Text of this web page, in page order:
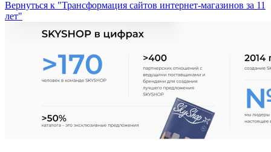
Вернуться к "Трансформация сайтов интернет-магазинов за 11
лет"